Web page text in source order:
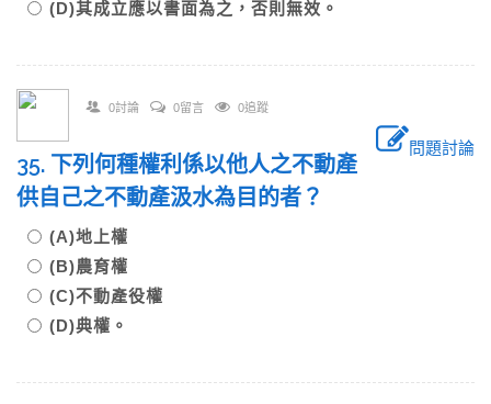
(D)其成立應以書面為之，否則無效。
0討論 0留言 0追蹤
問題討論
35. 下列何種權利係以他人之不動產
供自己之不動產汲水為目的者？
(A)地上權
(B)農育權
(C)不動產役權
(D)典權。